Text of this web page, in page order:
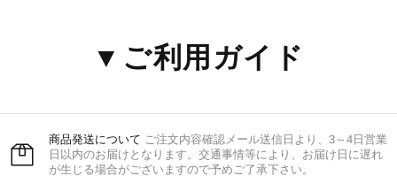
▼ご利用ガイド
商品発送について ご注文内容確認メール送信日より、3～4日営業
日以内のお届けとなります。交通事情等により、お届け日に遅れ
が生じる場合がございますので予めご了承下さい。